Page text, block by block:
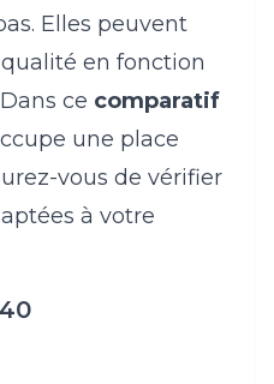
Elles peuvent
en fonction
ce comparatif
une place
vous de vérifier
à votre